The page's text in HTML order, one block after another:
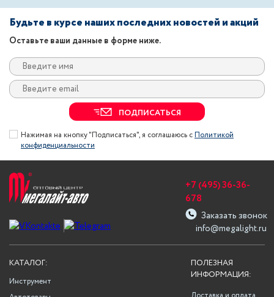
Будьте в курсе наших последних новостей и акций
Оставьте ваши данные в форме ниже.
ПОДПИСАТЬСЯ
Нажимая на кнопку "Подписаться", я соглашаюсь сПолитикой
конфиденциальности
info@megalight.ru
+7 (495) 36-36-
678
Заказать звонок
ПОЛЕЗНАЯ
ИНФОРМАЦИЯ:
КАТАЛОГ:
Инструмент